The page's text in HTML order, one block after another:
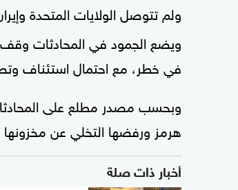
ولم تتوصل الولايات المتحدة
ويضع الجمود في المحادثات وقف
في خطر، مع احتمال استئناف
وبحسب مصدر مطلع على
هرمز ورفضها التخلي عن
أخبار ذات صلة